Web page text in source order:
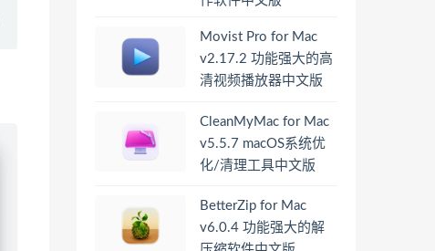
Movist Pro for Mac
v2.17.2 功能强大的高
清视频播放器中文版
CleanMyMac for Mac
v5.5.7 macOS系统优
化/清理工具中文版
BetterZip for Mac
v6.0.4 功能强大的解